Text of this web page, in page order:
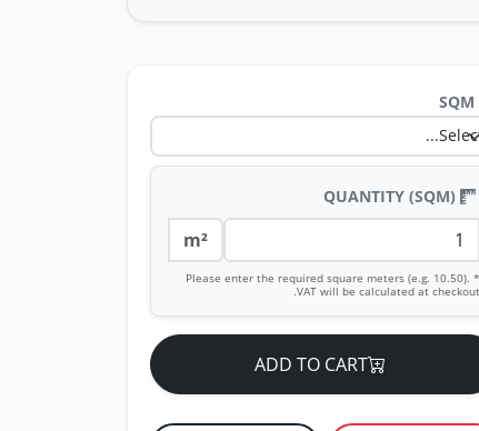
m²
* Please enter the required square meters (e.g. 10.50).
VAT will be calculated at checkout.
ADD TO CART